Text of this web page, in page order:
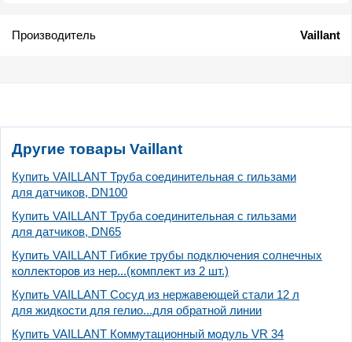
Производитель Vaillant
Другие товары Vaillant
Купить VAILLANT Труба соединительная с гильзами
для датчиков, DN100
Купить VAILLANT Труба соединительная с гильзами
для датчиков, DN65
Купить VAILLANT Гибкие трубы подключения солнечных
коллекторов из нер...(комплект из 2 шт.)
Купить VAILLANT Сосуд из нержавеющей стали 12 л
для жидкости для гелио...для обратной линии
Купить VAILLANT Коммутационный модуль VR 34